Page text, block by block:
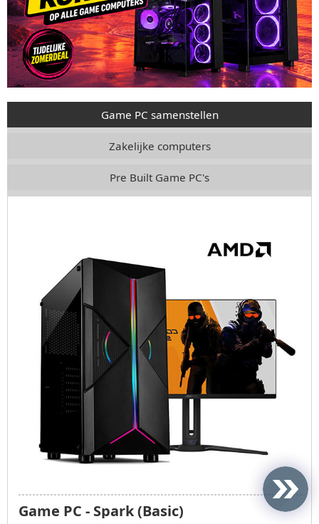
Game PC samenstellen
Zakelijke computers
Pre Built Game PC's
Game PC - Spark (Basic)